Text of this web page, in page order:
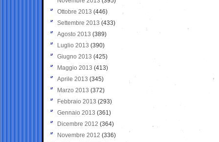
Ottobre 2013 (446)
Settembre 2013 (433)
Agosto 2013 (389)
Luglio 2013 (390)
Giugno 2013 (425)
Maggio 2013 (413)
Aprile 2013 (345)
Marzo 2013 (372)
Febbraio 2013 (293)
Gennaio 2013 (361)
Dicembre 2012 (364)
Novembre 2012 (336)